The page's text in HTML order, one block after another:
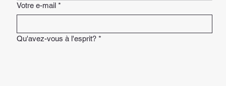
Votre e-mail *
Qu'avez-vous à l'esprit? *